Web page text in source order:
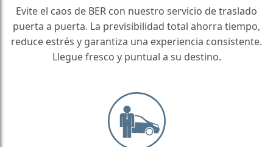
Evite el caos de BER con nuestro servicio de traslado
puerta a puerta. La previsibilidad total ahorra tiempo,
reduce estrés y garantiza una experiencia consistente.
Llegue fresco y puntual a su destino.